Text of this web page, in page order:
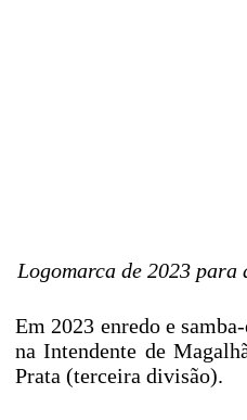
Logomarca de 2023
Em 2023 enredo e
na Intendente de
Prata (terceira divisão).